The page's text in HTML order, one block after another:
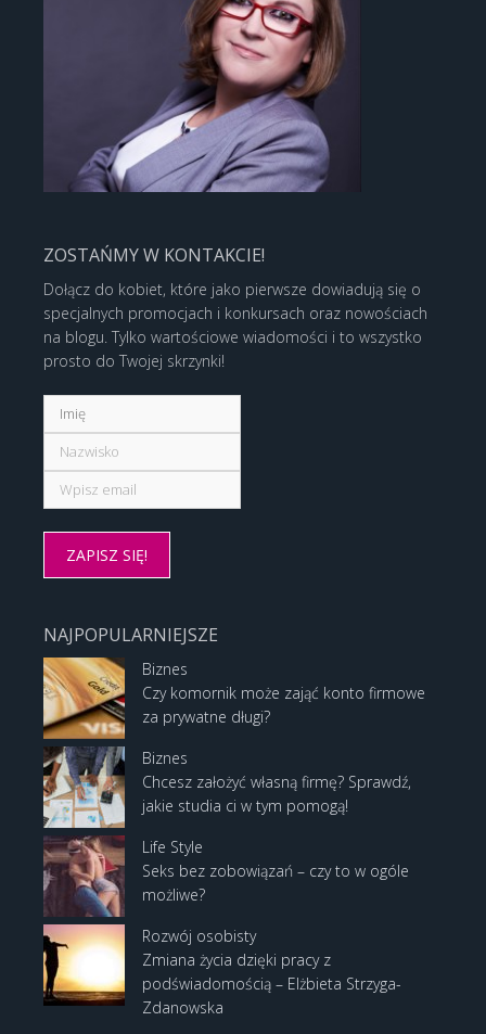
ZOSTAŃMY W KONTAKCIE!
Dołącz do kobiet, które jako pierwsze dowiadują się o
specjalnych promocjach i konkursach oraz nowościach
na blogu. Tylko wartościowe wiadomości i to wszystko
prosto do Twojej skrzynki!
NAJPOPULARNIEJSZE
Biznes
Czy komornik może zająć konto firmowe
za prywatne długi?
Biznes
Chcesz założyć własną firmę? Sprawdź,
jakie studia ci w tym pomogą!
Life Style
Seks bez zobowiązań – czy to w ogóle
możliwe?
Rozwój osobisty
Zmiana życia dzięki pracy z
podświadomością – Elżbieta Strzyga-
Zdanowska